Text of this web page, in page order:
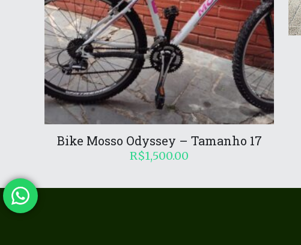
Bike Mosso Odyssey – Tamanho 17
R$1,500.00